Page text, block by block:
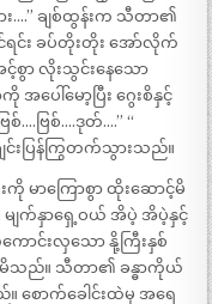
….” ချစ်ထွန်းက သီတာ၏
င်း ခပ်တိုးတိုး အော်လိုက်
စွာ လိုးသွင်းနေသော
ပေါ်မော့ပြီး ဂွေးစိနှင့်
ဗြစ်….ဒုတ်….” “
င်းပြန်ကြွတက်သွားသည်။
ကို မာကြောစွာ ထိုးဆောင့်မိ
မျက်နှာရှေ့ဝယ် အိပဲ့ အိပဲ့နှင့်
ာင်းလှသော နို့ကြီးနှစ်
မိသည်။ သီတာ၏ ခန္ဓာကိုယ်
စောက်ခေါင်းထဲမှ အရေ